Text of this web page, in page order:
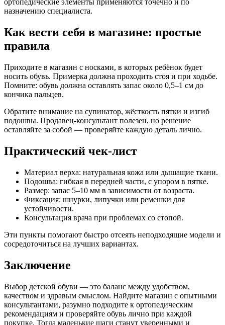
ортопедические элементы применяются точечно и по
назначению специалиста.
Как вести себя в магазине: простые
правила
Приходите в магазин с носками, в которых ребёнок будет
носить обувь. Примерка должна проходить стоя и при ходьбе.
Помните: обувь должна оставлять запас около 0,5–1 см до
кончика пальцев.
Обратите внимание на супинатор, жёсткость пятки и изгиб
подошвы. Продавец-консультант полезен, но решение
оставляйте за собой — проверяйте каждую деталь лично.
Практический чек-лист
Материал верха: натуральная кожа или дышащие ткани.
Подошва: гибкая в передней части, с упором в пятке.
Размер: запас 5–10 мм в зависимости от возраста.
Фиксация: шнурки, липучки или ремешки для
устойчивости.
Консультация врача при проблемах со стопой.
Эти пункты помогают быстро отсеять неподходящие модели и
сосредоточиться на лучших вариантах.
Заключение
Выбор детской обуви — это баланс между удобством,
качеством и здравым смыслом. Найдите магазин с опытными
консультантами, разумно подходите к ортопедическим
рекомендациям и проверяйте обувь лично при каждой
покупке. Тогда маленькие шаги станут уверенными и